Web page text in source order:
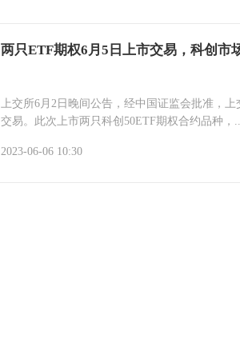
两只ETF期权6月5日上市交易，科创市
上交所6月2日晚间公告，经中国证监会批准，
交易。此次上市两只科创50ETF期权合约品种，...
2023-06-06 10:30